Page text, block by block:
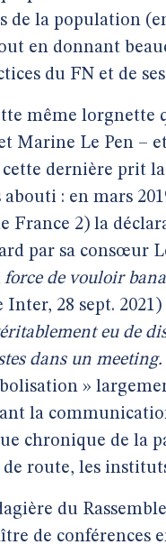
de la population
en donnant
du FN et de
même
Marine Le Pen –
dernière prit
abouti : en mars
France 2) la
par sa consœur
force de vouloir
28 sept. 2021)
eu de
dans un meeting.
»
la
chronique de la
route, les
du
de conférences